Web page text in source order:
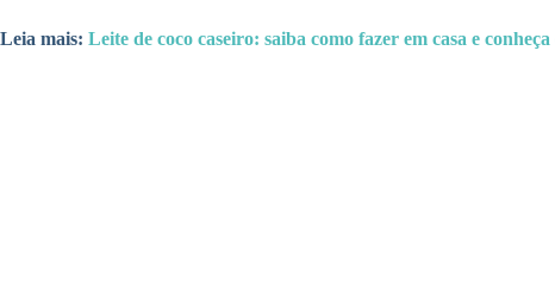
Leia mais: Leite de coco caseiro: saiba como fazer em casa e conheça